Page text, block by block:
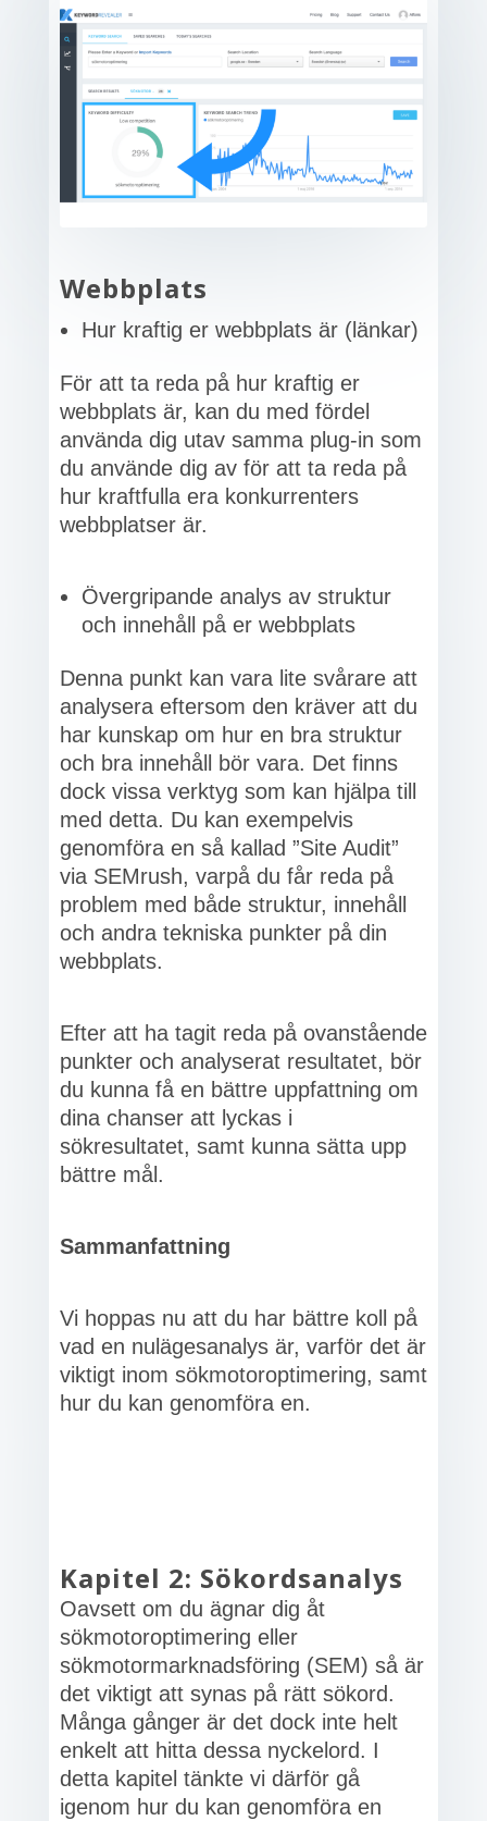
Webbplats
Hur kraftig er webbplats är (länkar)
För att ta reda på hur kraftig er
webbplats är, kan du med fördel
använda dig utav samma plug-in som
du använde dig av för att ta reda på
hur kraftfulla era konkurrenters
webbplatser är.
Övergripande analys av struktur
och innehåll på er webbplats
Denna punkt kan vara lite svårare att
analysera eftersom den kräver att du
har kunskap om hur en bra struktur
och bra innehåll bör vara. Det finns
dock vissa verktyg som kan hjälpa till
med detta. Du kan exempelvis
genomföra en så kallad ”Site Audit”
via SEMrush, varpå du får reda på
problem med både struktur, innehåll
och andra tekniska punkter på din
webbplats.
Efter att ha tagit reda på ovanstående
punkter och analyserat resultatet, bör
du kunna få en bättre uppfattning om
dina chanser att lyckas i
sökresultatet, samt kunna sätta upp
bättre mål.
Sammanfattning
Vi hoppas nu att du har bättre koll på
vad en nulägesanalys är, varför det är
viktigt inom sökmotoroptimering, samt
hur du kan genomföra en.
Kapitel 2: Sökordsanalys
Oavsett om du ägnar dig åt
sökmotoroptimering eller
sökmotormarknadsföring (SEM) så är
det viktigt att synas på rätt sökord.
Många gånger är det dock inte helt
enkelt att hitta dessa nyckelord. I
detta kapitel tänkte vi därför gå
igenom hur du kan genomföra en